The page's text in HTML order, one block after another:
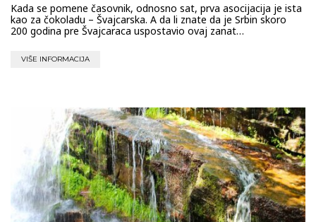
Kada se pomene časovnik, odnosno sat, prva asocijacija je ista
kao za čokoladu – Švajcarska. A da li znate da je Srbin skoro
200 godina pre Švajcaraca uspostavio ovaj zanat…
VIŠE INFORMACIJA